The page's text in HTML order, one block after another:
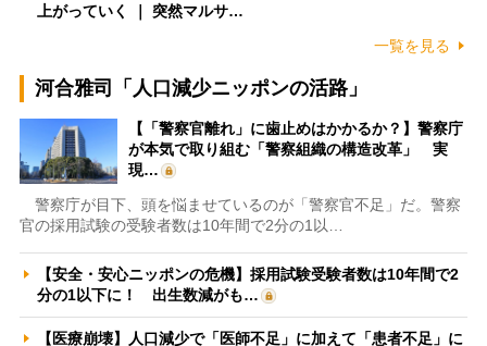
上がっていく ｜ 突然マルサ…
一覧を見る
河合雅司「人口減少ニッポンの活路」
【「警察官離れ」に歯止めはかかるか？】警察庁
が本気で取り組む「警察組織の構造改革」 実
現…
警察庁が目下、頭を悩ませているのが「警察官不足」だ。警察
官の採用試験の受験者数は10年間で2分の1以…
【安全・安心ニッポンの危機】採用試験受験者数は10年間で2
分の1以下に！ 出生数減がも…
【医療崩壊】人口減少で「医師不足」に加えて「患者不足」に